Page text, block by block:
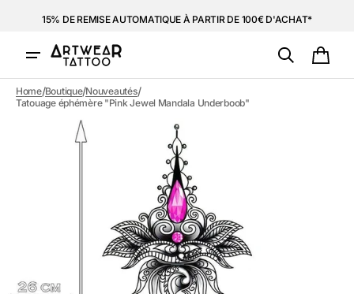
15% DE REMISE AUTOMATIQUE À PARTIR DE 100€ D'ACHAT*
Ouvrir
Home/Boutique/Nouveautés/
Tatouage éphémère "Pink Jewel Mandala Underboob"